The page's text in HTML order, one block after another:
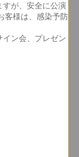
が、安全に公演
客様は、感染予防
ン会、プレゼン